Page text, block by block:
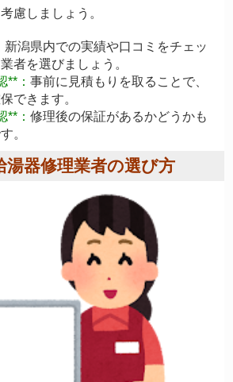
慮しましょう。
新潟県内での実績や口コミをチェッ
者を選びましょう。
**：事前に見積もりを取ることで、
できます。
**：修理後の保証があるかどうかも
。
湯器修理業者の選び方